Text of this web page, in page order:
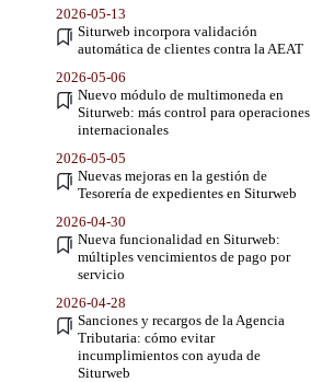
2026-05-13
Siturweb incorpora validación
automática de clientes contra la AEAT
2026-05-06
Nuevo módulo de multimoneda en
Siturweb: más control para operaciones
internacionales
2026-05-05
Nuevas mejoras en la gestión de
Tesorería de expedientes en Siturweb
2026-04-30
Nueva funcionalidad en Siturweb:
múltiples vencimientos de pago por
servicio
2026-04-28
Sanciones y recargos de la Agencia
Tributaria: cómo evitar
incumplimientos con ayuda de
Siturweb